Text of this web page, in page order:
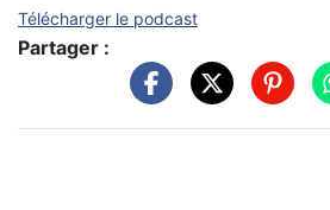
Télécharger le podcast
Partager :